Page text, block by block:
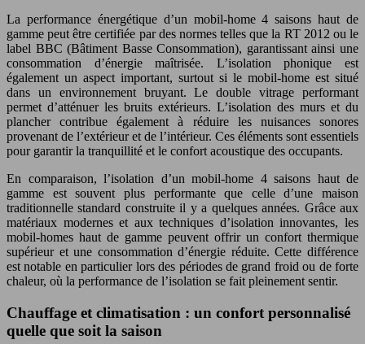
La performance énergétique d’un mobil-home 4 saisons haut de
gamme peut être certifiée par des normes telles que la RT 2012 ou le
label BBC (Bâtiment Basse Consommation), garantissant ainsi une
consommation d’énergie maîtrisée. L’isolation phonique est
également un aspect important, surtout si le mobil-home est situé
dans un environnement bruyant. Le double vitrage performant
permet d’atténuer les bruits extérieurs. L’isolation des murs et du
plancher contribue également à réduire les nuisances sonores
provenant de l’extérieur et de l’intérieur. Ces éléments sont essentiels
pour garantir la tranquillité et le confort acoustique des occupants.
En comparaison, l’isolation d’un mobil-home 4 saisons haut de
gamme est souvent plus performante que celle d’une maison
traditionnelle standard construite il y a quelques années. Grâce aux
matériaux modernes et aux techniques d’isolation innovantes, les
mobil-homes haut de gamme peuvent offrir un confort thermique
supérieur et une consommation d’énergie réduite. Cette différence
est notable en particulier lors des périodes de grand froid ou de forte
chaleur, où la performance de l’isolation se fait pleinement sentir.
Chauffage et climatisation : un confort personnalisé
quelle que soit la saison